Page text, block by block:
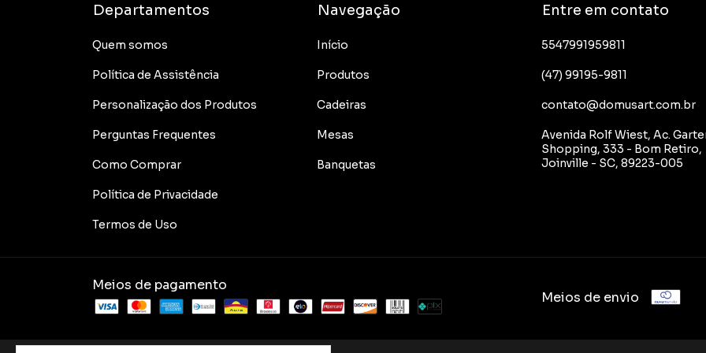
Departamentos
Quem somos
Política de Assistência
Personalização dos Produtos
Perguntas Frequentes
Como Comprar
Política de Privacidade
Termos de Uso
Navegação
Início
Produtos
Cadeiras
Mesas
Banquetas
Entre em contato
5547991959811
(47) 99195-9811
contato@domusart.com.br
Avenida Rolf Wiest, Ac.
Shopping, 333 - Bom Retiro,
Joinville - SC, 89223-005
Meios de pagamento
Meios de envio